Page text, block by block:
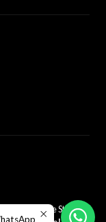
| Fariña Bike Store.